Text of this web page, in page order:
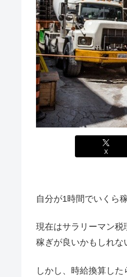
X
自分が1時間でいくら
現在はサラリーマン
稼ぎが良いかもしれな
しかし、時給換算した